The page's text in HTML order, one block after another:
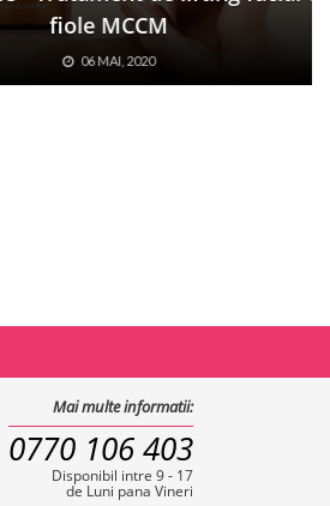
fiole MCCM
06 MAI, 2020
Mai multe informatii:
0770 106 403
Disponibil intre 9 - 17
de Luni pana Vineri